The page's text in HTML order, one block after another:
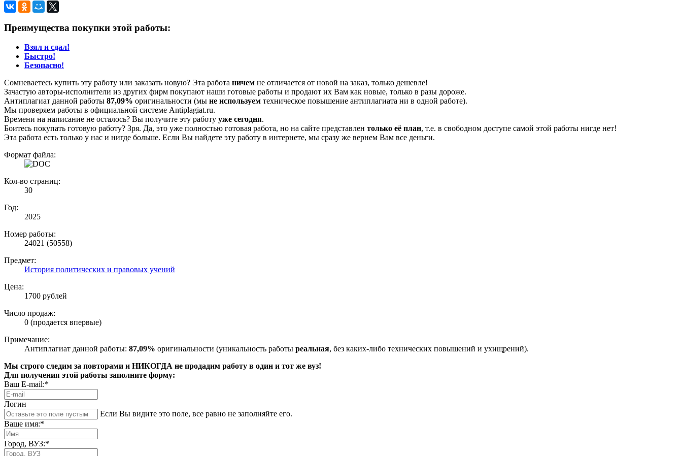
Преимущества покупки этой работы:
Взял и сдал!
Быстро!
Безопасно!
Сомневаетесь купить эту работу или заказать новую? Эта работа ничем не отличается от новой на заказ, только дешевле!
Зачастую авторы-исполнители из других фирм покупают наши готовые работы и продают их Вам как новые, только в разы дороже.
Антиплагиат данной работы 87,09% оригинальности (мы не используем техническое повышение антиплагиата ни в одной работе).
Мы проверяем работы в официальной системе Аntiplagiat.ru.
Времени на написание не осталось? Вы получите эту работу уже сегодня.
Боитесь покупать готовую работу? Зря. Да, это уже полностью готовая работа, но на сайте представлен только её план, т.е. в свободном доступе самой этой работы нигде нет!
Эта работа есть только у нас и нигде больше. Если Вы найдете эту работу в интернете, мы сразу же вернем Вам все деньги.
Формат файла:
Кол-во страниц:
30
Год:
2025
Номер работы:
24021 (50558)
Предмет:
История политических и правовых учений
Цена:
1700 рублей
Число продаж:
0 (продается впервые)
Примечание:
Антиплагиат данной работы: 87,09% оригинальности (уникальность работы реальная, без каких-либо технических повышений и ухищрений).
Мы строго следим за повторами и НИКОГДА не продадим работу в один и тот же вуз!
Для получения этой работы заполните форму:
Ваш E-mail:*
Логин
Если Вы видите это поле, все равно не заполняйте его.
Ваше имя:*
Город, ВУЗ:*